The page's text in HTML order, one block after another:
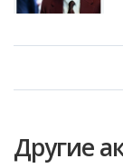
Другие